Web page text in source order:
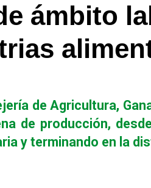
León
ámbito
de Agricultura,
de producción,
y terminando en la